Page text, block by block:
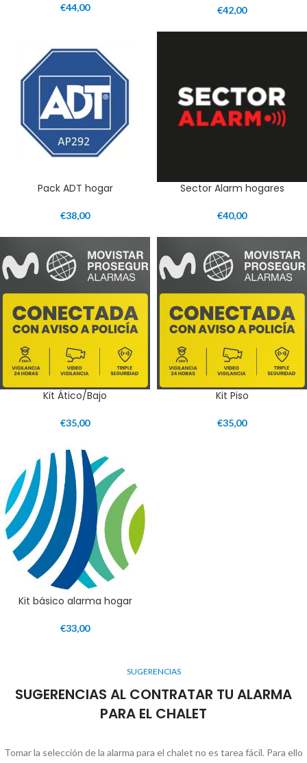
€44,00 €42,00
Pack ADT hogar
€38,00
Sector Alarm hogares
€40,00
Kit Ático/Bajo
€35,00
Kit Piso
€35,00
Kit básico alarma hogar
€33,00
SUGERENCIAS
SUGERENCIAS AL CONTRATAR TU ALARMA
PARA EL CHALET
Tomar la selección de la alarma para el chalet no es tarea fácil. Para ello